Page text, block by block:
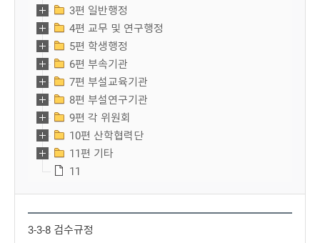
3편 일반행정
4편 교무 및 연구행정
5편 학생행정
6편 부속기관
7편 부설교육기관
8편 부설연구기관
9편 각 위원회
10편 산학협력단
11편 기타
11
3-3-8 검수규정